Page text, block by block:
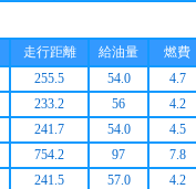
走行距離 給油量
燃費
255.5 54.0
4.7
233.2 56
4.2
241.7 54.0
4.5
754.2 97
7.8
241.5 57.0
4.2